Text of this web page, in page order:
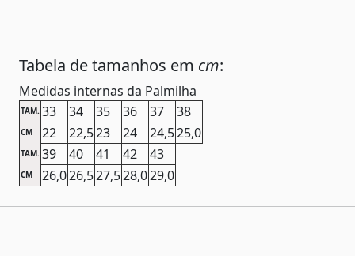
Tabela de tamanhos em cm:
Medidas internas da Palmilha
TAM. 33 34 35 36 37 38
CM 22 22,523 24 24,525,0
TAM. 39 40 41 42 43
CM 26,026,527,528,029,0